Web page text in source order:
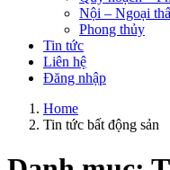
Nội – Ngoại
Phong thủy
Tin tức
Liên hệ
Đăng nhập
Home
Tin tức bất động sản